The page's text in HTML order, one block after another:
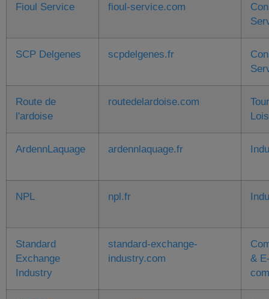
Fioul Service fioul-service.com
SCP Delgenes scpdelgenes.fr
Route de
l'ardoise
routedelardoise.com
ArdennLaquage ardennlaquage.fr
NPL npl.fr
Standard
Exchange
Industry
standard-exchange-
industry.com
&